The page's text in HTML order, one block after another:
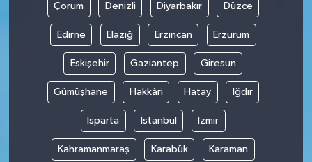
Çorum Denizli Diyarbakır Düzce
Edirne Elazığ Erzincan Erzurum
Eskişehir Gaziantep Giresun
Gümüşhane Hakkâri Hatay Iğdır
Isparta İstanbul İzmir
Kahramanmaraş Karabük Karaman